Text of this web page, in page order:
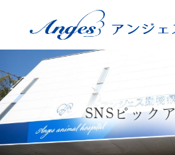
SNSピック